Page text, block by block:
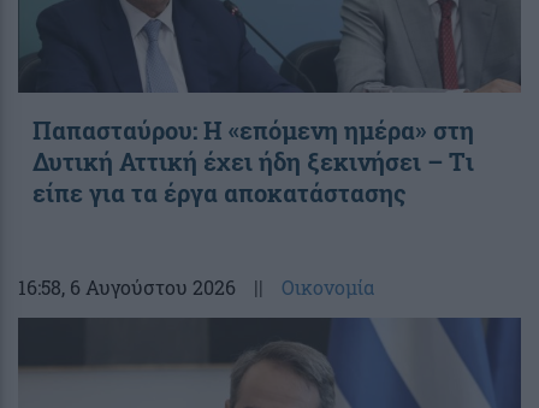
Παπασταύρου: Η «επόμενη ημέρα» στη
Δυτική Αττική έχει ήδη ξεκινήσει – Tι
είπε για τα έργα αποκατάστασης
16:58, 6 Αυγούστου 2026 || Οικονομία